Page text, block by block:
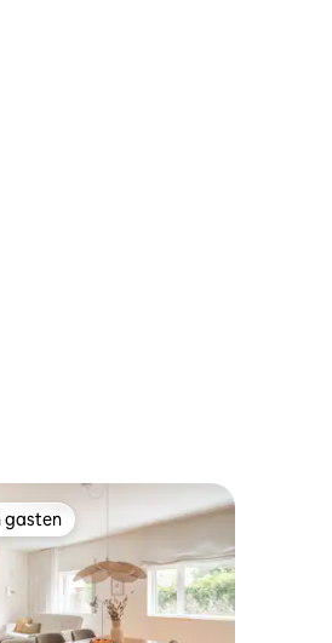
van 5 op 5, 8 recensies
gasten
gasten